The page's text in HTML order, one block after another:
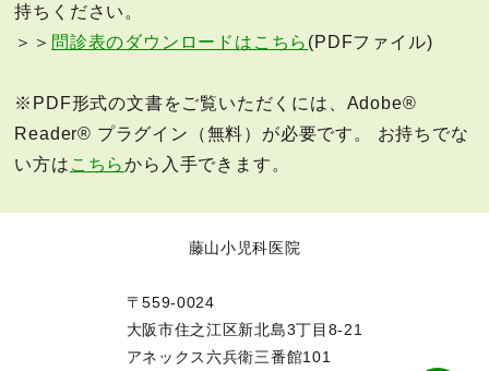
持ちください。
＞＞ 問診表のダウンロードはこちら (PDFファイル)
※PDF形式の文書をご覧いただくには、Adobe®
Reader® プラグイン（無料）が必要です。 お持ちでな
い方は こちらから入手できます。
藤山小児科医院
〒559-0024
大阪市住之江区新北島3丁目8-21
アネックス六兵衛三番館101